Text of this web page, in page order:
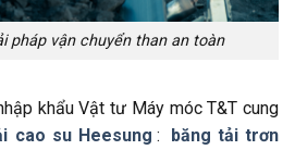
pháp vận chuyển than an toàn
khẩu Vật tư Máy móc T&T cung
cao su Heesung :
băng tải trơn